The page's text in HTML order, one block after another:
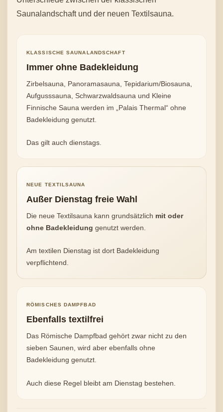
Saunalandschaft und der neuen Textilsauna.
KLASSISCHE SAUNALANDSCHAFT
Immer ohne Badekleidung
Zirbelsauna, Panoramasauna, Tepidarium/Biosauna,
Aufgusssauna, Schwarzwaldsauna und Kleine
Finnische Sauna werden im „Palais Thermal“ ohne
Badekleidung genutzt.
Das gilt auch dienstags.
NEUE TEXTILSAUNA
Außer Dienstag freie Wahl
Die neue Textilsauna kann grundsätzlich mit oder
ohne Badekleidung genutzt werden.
Am textilen Dienstag ist dort Badekleidung
verpflichtend.
RÖMISCHES DAMPFBAD
Ebenfalls textilfrei
Das Römische Dampfbad gehört zwar nicht zu den
sieben Saunen, wird aber ebenfalls ohne
Badekleidung genutzt.
Auch diese Regel bleibt am Dienstag bestehen.